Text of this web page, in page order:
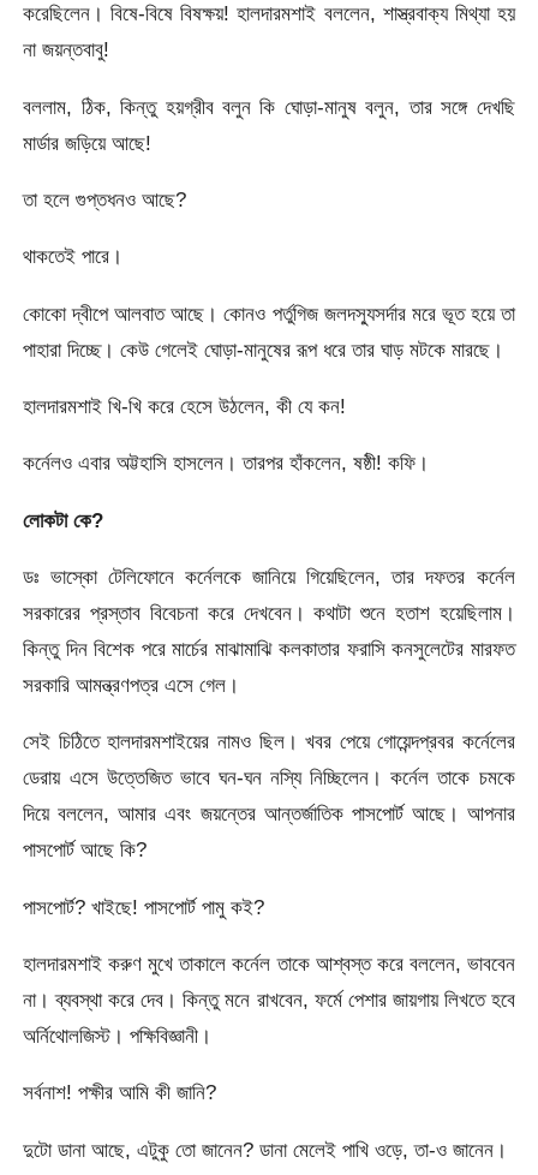
করেছিলেন। বিষে-বিষে বিষক্ষয়! হালদারমশাই বললেন, শাস্ত্রবাক্য মিথ্যা হয়
না জয়ন্তবাবু!
বললাম, ঠিক, কিন্তু হয়গ্রীব বলুন কি ঘোড়া-মানুষ বলুন, তার সঙ্গে দেখছি
মার্ডার জড়িয়ে আছে!
তা হলে গুপ্তধনও আছে?
থাকতেই পারে।
কোকো দ্বীপে আলবাত আছে। কোনও পর্তুগিজ জলদস্যুসর্দার মরে ভূত হয়ে তা
পাহারা দিচ্ছে। কেউ গেলেই ঘোড়া-মানুষের রূপ ধরে তার ঘাড় মটকে মারছে।
হালদারমশাই খি-খি করে হেসে উঠলেন, কী যে কন!
কর্নেলও এবার অট্টহাসি হাসলেন। তারপর হাঁকলেন, ষষ্ঠী! কফি।
লোকটা কে?
ডঃ ভাস্কো টেলিফোনে কর্নেলকে জানিয়ে গিয়েছিলেন, তার দফতর কর্নেল
সরকারের প্রস্তাব বিবেচনা করে দেখবেন। কথাটা শুনে হতাশ হয়েছিলাম।
কিন্তু দিন বিশেক পরে মার্চের মাঝামাঝি কলকাতার ফরাসি কনসুলেটের মারফত
সরকারি আমন্ত্রণপত্র এসে গেল।
সেই চিঠিতে হালদারমশাইয়ের নামও ছিল। খবর পেয়ে গোয়েন্দপ্রবর কর্নেলের
ডেরায় এসে উত্তেজিত ভাবে ঘন-ঘন নস্যি নিচ্ছিলেন। কর্নেল তাকে চমকে
দিয়ে বললেন, আমার এবং জয়ন্তের আন্তর্জাতিক পাসপোর্ট আছে। আপনার
পাসপোর্ট আছে কি?
পাসপোর্ট? খাইছে! পাসপোর্ট পামু কই?
হালদারমশাই করুণ মুখে তাকালে কর্নেল তাকে আশ্বস্ত করে বললেন, ভাববেন
না। ব্যবস্থা করে দেব। কিন্তু মনে রাখবেন, ফর্মে পেশার জায়গায় লিখতে হবে
অর্নিথোলজিস্ট। পক্ষিবিজ্ঞানী।
সর্বনাশ! পক্ষীর আমি কী জানি?
দুটো ডানা আছে, এটুকু তো জানেন? ডানা মেলেই পাখি ওড়ে, তা-ও জানেন।